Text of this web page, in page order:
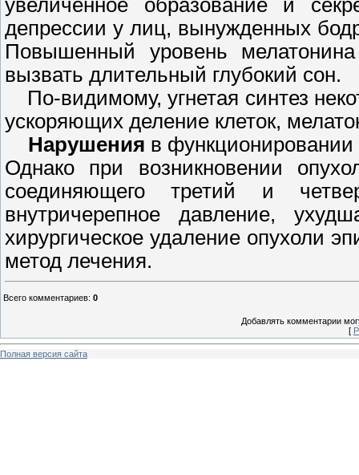
увеличенное образование и
депрессии у лиц, вынужденных
Повышенный уровень
вызвать длительный глубокий сон.
По-видимому, угнетая синтез
ускоряющих деление клеток,
Нарушения в
Однако при возникновении
соединяющего третий и
внутричерепное давление,
хирургическое удаление опухоли
метод лечения.
Всего комментариев: 0
Добавлять комментарии
[
Полная версия сайта